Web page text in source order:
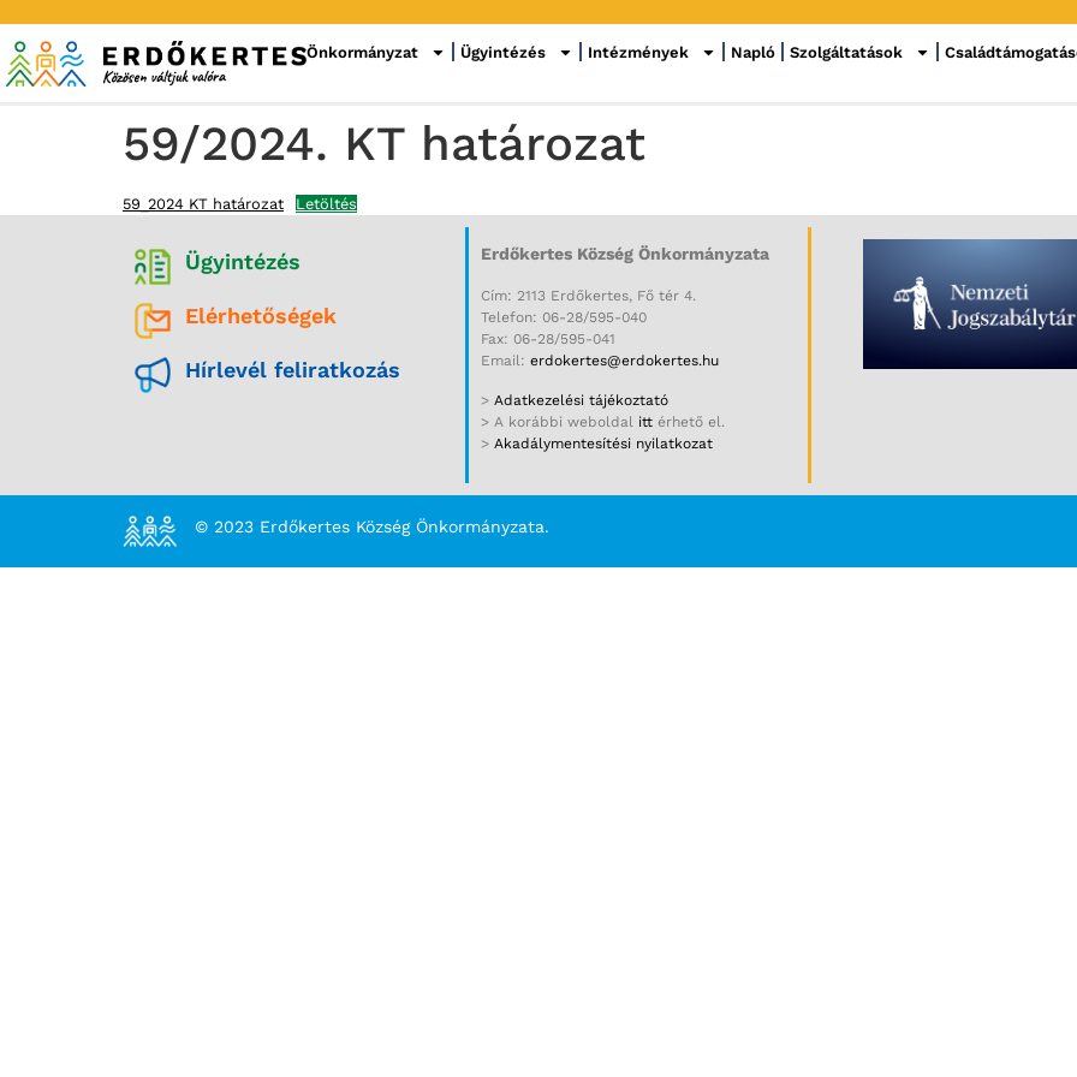
Önkormányzat Ügyintézés Intézmények Napló Szolgáltatások
59/2024. KT határozat
59_2024 KT határozat Letöltés
Ügyintézés
Elérhetőségek
Hírlevél feliratkozás
Erdőkertes Község Önkormányzata
Cím: 2113 Erdőkertes, Fő tér 4.
Telefon: 06-28/595-040
Fax: 06-28/595-041
Email: erdokertes@erdokertes.hu
> Adatkezelési tájékoztató
> A korábbi weboldal itt érhető el.
> Akadálymentesítési nyilatkozat
© 2023 Erdőkertes Község Önkormányzata.